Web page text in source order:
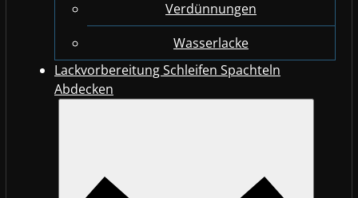
Verdünnungen
Wasserlacke
Lackvorbereitung Schleifen Spachteln
Abdecken